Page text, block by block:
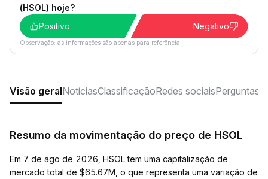
(HSOL) hoje?
Positivo
Negativo
Observação: as informações são apenas para referência.
Visão geralNotíciasClassificaçãoRedes sociaisPerguntas
Resumo da movimentação do preço de HSOL
Em 7 de ago de 2026, HSOL tem uma capitalização de
mercado total de $65.67M, o que representa uma variação de